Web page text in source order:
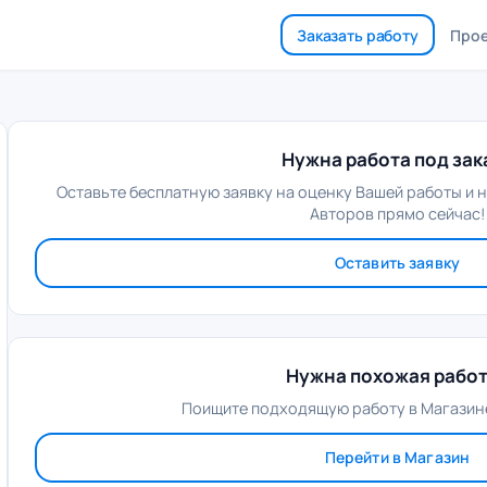
Заказать работу
Нужна работа под
Оставьте бесплатную заявку на оценку Вашей работы и
Авторов прямо сейчас!
Оставить заявку
Нужна похожая
Поищите подходящую работу в
Перейти в Магазин